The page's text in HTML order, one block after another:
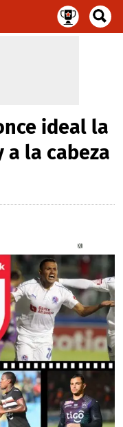
ideal la
a la cabeza
X